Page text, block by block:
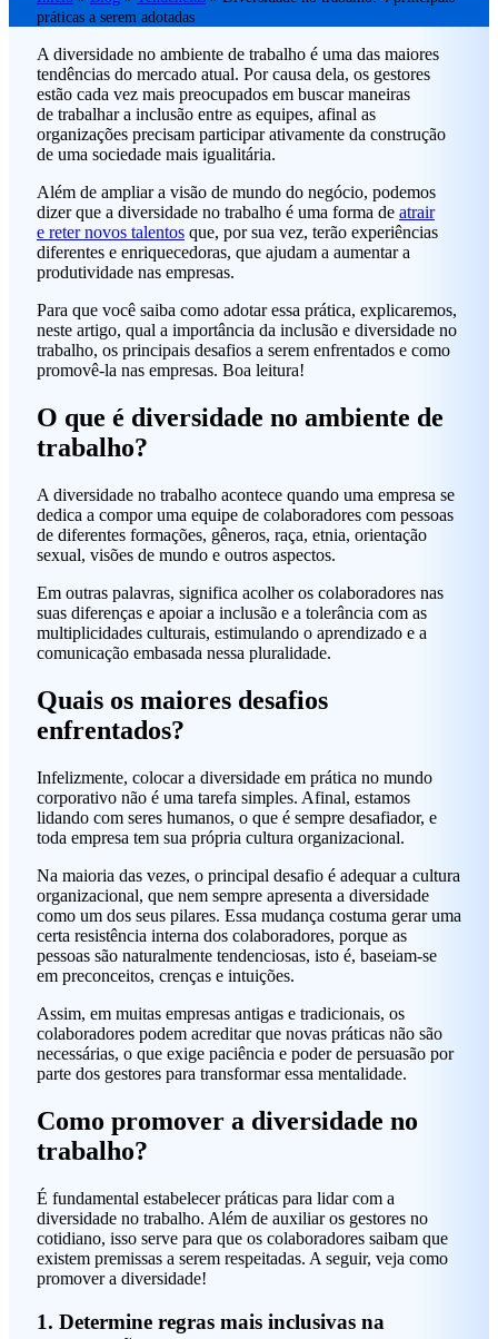
práticas a serem adotadas
A diversidade no ambiente de trabalho é uma das maiores
tendências do mercado atual. Por causa dela, os gestores
estão cada vez mais preocupados em buscar maneiras
de trabalhar a inclusão entre as equipes, afinal as
organizações precisam participar ativamente da construção
de uma sociedade mais igualitária.
Além de ampliar a visão de mundo do negócio, podemos
dizer que a diversidade no trabalho é uma forma de atrair
e reter novos talentos que, por sua vez, terão experiências
diferentes e enriquecedoras, que ajudam a aumentar a
produtividade nas empresas.
Para que você saiba como adotar essa prática, explicaremos,
neste artigo, qual a importância da inclusão e diversidade no
trabalho, os principais desafios a serem enfrentados e como
promovê-la nas empresas. Boa leitura!
O que é diversidade no ambiente de
trabalho?
A diversidade no trabalho acontece quando uma empresa se
dedica a compor uma equipe de colaboradores com pessoas
de diferentes formações, gêneros, raça, etnia, orientação
sexual, visões de mundo e outros aspectos.
Em outras palavras, significa acolher os colaboradores nas
suas diferenças e apoiar a inclusão e a tolerância com as
multiplicidades culturais, estimulando o aprendizado e a
comunicação embasada nessa pluralidade.
Quais os maiores desafios
enfrentados?
Infelizmente, colocar a diversidade em prática no mundo
corporativo não é uma tarefa simples. Afinal, estamos
lidando com seres humanos, o que é sempre desafiador, e
toda empresa tem sua própria cultura organizacional.
Na maioria das vezes, o principal desafio é adequar a cultura
organizacional, que nem sempre apresenta a diversidade
como um dos seus pilares. Essa mudança costuma gerar uma
certa resistência interna dos colaboradores, porque as
pessoas são naturalmente tendenciosas, isto é, baseiam-se
em preconceitos, crenças e intuições.
Assim, em muitas empresas antigas e tradicionais, os
colaboradores podem acreditar que novas práticas não são
necessárias, o que exige paciência e poder de persuasão por
parte dos gestores para transformar essa mentalidade.
Como promover a diversidade no
trabalho?
É fundamental estabelecer práticas para lidar com a
diversidade no trabalho. Além de auxiliar os gestores no
cotidiano, isso serve para que os colaboradores saibam que
existem premissas a serem respeitadas. A seguir, veja como
promover a diversidade!
1. Determine regras mais inclusivas na